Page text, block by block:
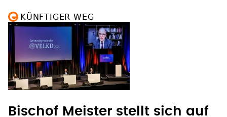
Bischof Meister stellt sich auf
ein